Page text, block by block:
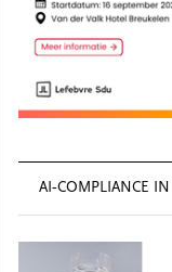
AI‑COMPLIANCE IN